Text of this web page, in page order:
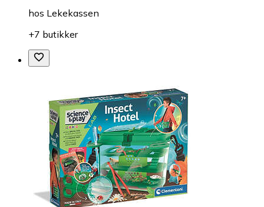
hos Lekekassen
+7 butikker